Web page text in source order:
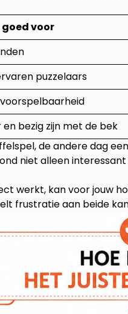
voor
puzzelaars
bezig zijn met de bek
de andere dag
niet alleen
werkt, kan voor jouw
frustratie aan beide